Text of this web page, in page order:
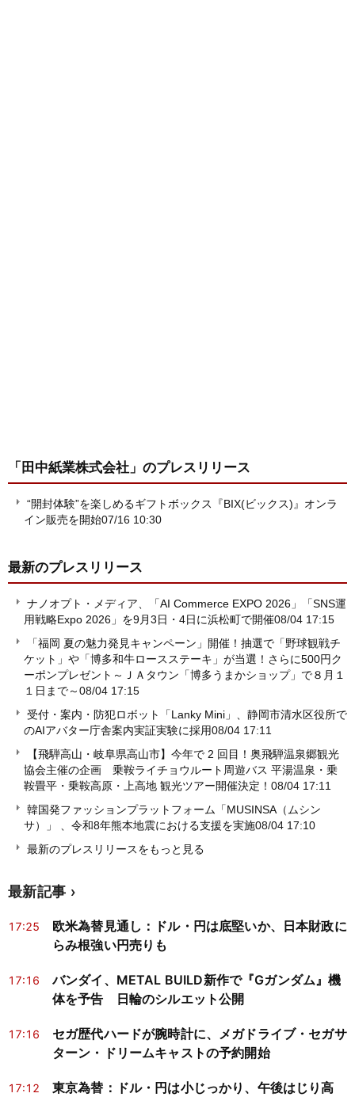
「田中紙業株式会社」 のプレスリリース
“開封体験”を楽しめるギフトボックス『BIX(ビックス)』オンラ
イン販売を開始07/16 10:30
最新のプレスリリース
ナノオプト・メディア、「AI Commerce EXPO 2026」「SNS運
用戦略Expo 2026」を9月3日・4日に浜松町で開催08/04 17:15
「福岡 夏の魅力発見キャンペーン」開催！抽選で「野球観戦チ
ケット」や「博多和牛ロースステーキ」が当選！さらに500円ク
ーポンプレゼント～ＪＡタウン「博多うまかショップ」で８月１
１日まで～08/04 17:15
受付・案内・防犯ロボット「Lanky Mini」、静岡市清水区役所で
のAIアバター庁舎案内実証実験に採用08/04 17:11
【飛騨高山・岐阜県高山市】今年で 2 回目！奥飛騨温泉郷観光
協会主催の企画 乗鞍ライチョウルート周遊バス 平湯温泉・乗
鞍畳平・乗鞍高原・上高地 観光ツアー開催決定！ 08/04 17:11
韓国発ファッションプラットフォーム「MUSINSA（ムシン
サ）」 、令和8年熊本地震における支援を実施08/04 17:10
最新のプレスリリースをもっと見る
最新記事
17:25
欧米為替見通し：ドル・円は底堅いか、日本財政に
らみ根強い円売りも
17:16
バンダイ、METAL BUILD新作で『Gガンダム』機
体を予告 日輪のシルエット公開
17:16
セガ歴代ハードが腕時計に、メガドライブ・セガサ
ターン・ドリームキャストの予約開始
17:12 東京為替：ドル・円は小じっかり、午後はじり高